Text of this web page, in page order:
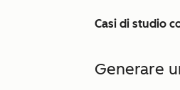
Casi di studio
Generare